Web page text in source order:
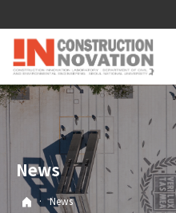
로
메
뉴
News
· News